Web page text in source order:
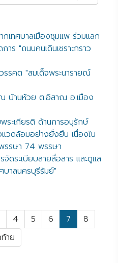
เทศบาลเมืองชุมแพ ร่วมแลก
าร "ถนนคนเดินเซราะกราว
รคต "สมเด็จพระนารายณ์
บ้านห้วย ต.อิสาณ อ.เมือง
ระเกียรติ ด้านการอนุรักษ์
วดล้อมอย่างยั่งยืน เนื่องใน
รรษา 74 พรรษา
ดระเบียบสายสื่อสาร และดูแล
บาลนครบุรีรัมย์"
4 5 6 7
8
าย